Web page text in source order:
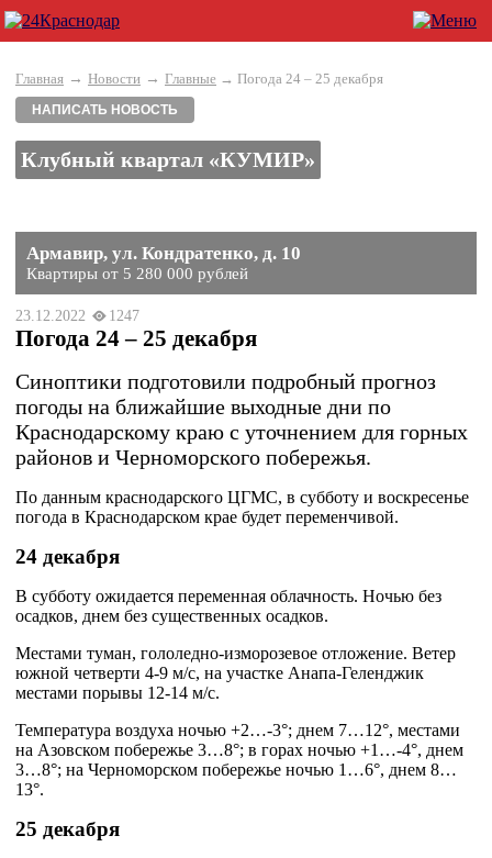
Главная → Новости → Главные → Погода 24 – 25 декабря
НАПИСАТЬ НОВОСТЬ
Клубный квартал «КУМИР»
Армавир, ул. Кондратенко, д. 10
Квартиры от 5 280 000 рублей
23.12.2022 1247
Погода 24 – 25 декабря
Синоптики подготовили подробный прогноз
погоды на ближайшие выходные дни по
Краснодарскому краю с уточнением для горных
районов и Черноморского побережья.
По данным краснодарского ЦГМС, в субботу и воскресенье
погода в Краснодарском крае будет переменчивой.
24 декабря
В субботу ожидается переменная облачность. Ночью без
осадков, днем без существенных осадков.
Местами туман, гололедно-изморозевое отложение. Ветер
южной четверти 4-9 м/с, на участке Анапа-Геленджик
местами порывы 12-14 м/с.
Температура воздуха ночью +2…-3°; днем 7…12°, местами
на Азовском побережье 3…8°; в горах ночью +1…-4°, днем
3…8°; на Черноморском побережье ночью 1…6°, днем 8…
13°.
25 декабря